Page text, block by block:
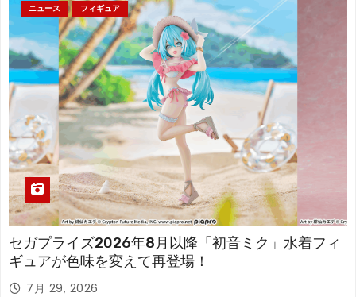
ニュース フィギュア
セガプライズ2026年8月以降「初音ミク」水着フィ
ギュアが色味を変えて再登場！
7月 29, 2026